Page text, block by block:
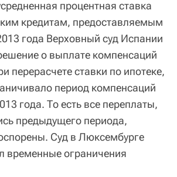
процентная ставка
кредитам, предоставляемым
года Верховный суд Испании
о выплате компенсаций
перерасчете ставки по ипотеке,
период компенсаций
года. То есть все переплаты,
предыдущего периода,
Суд в Люксембурге
временные ограничения